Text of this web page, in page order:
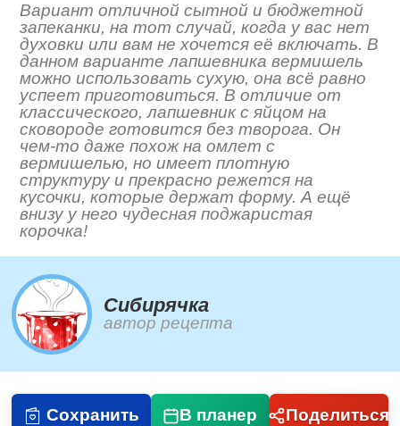
Вариант отличной сытной и бюджетной
запеканки, на тот случай, когда у вас нет
духовки или вам не хочется её включать. В
данном варианте лапшевника вермишель
можно использовать сухую, она всё равно
успеет приготовиться. В отличие от
классического, лапшевник с яйцом на
сковороде готовится без творога. Он
чем-то даже похож на омлет с
вермишелью, но имеет плотную
структуру и прекрасно режется на
кусочки, которые держат форму. А ещё
внизу у него чудесная поджаристая
корочка!
Сибирячка
автор рецепта
Сохранить В планер Поделиться